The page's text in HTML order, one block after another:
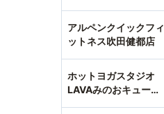
アルペンクイックフィ
ットネス吹田健都店
ホットヨガスタジオ
LAVAみのおキューズ